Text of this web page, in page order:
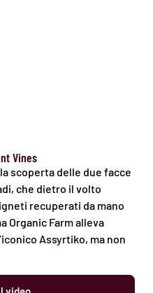
Vines
scoperta delle due facce
che dietro il volto
recuperati da mano
Organic Farm alleva
Assyrtiko, ma non